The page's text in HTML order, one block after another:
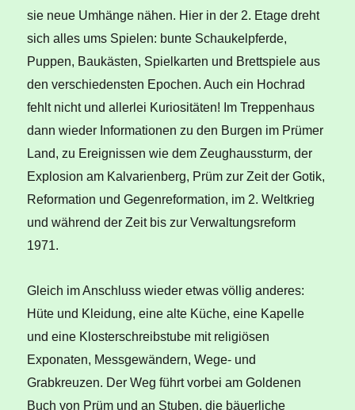
sie neue Umhänge nähen. Hier in der 2. Etage dreht
sich alles ums Spielen: bunte Schaukelpferde,
Puppen, Baukästen, Spielkarten und Brettspiele aus
den verschiedensten Epochen. Auch ein Hochrad
fehlt nicht und allerlei Kuriositäten! Im Treppenhaus
dann wieder Informationen zu den Burgen im Prümer
Land, zu Ereignissen wie dem Zeughaussturm, der
Explosion am Kalvarienberg, Prüm zur Zeit der Gotik,
Reformation und Gegenreformation, im 2. Weltkrieg
und während der Zeit bis zur Verwaltungsreform
1971.
Gleich im Anschluss wieder etwas völlig anderes:
Hüte und Kleidung, eine alte Küche, eine Kapelle
und eine Klosterschreibstube mit religiösen
Exponaten, Messgewändern, Wege- und
Grabkreuzen. Der Weg führt vorbei am Goldenen
Buch von Prüm und an Stuben, die bäuerliche